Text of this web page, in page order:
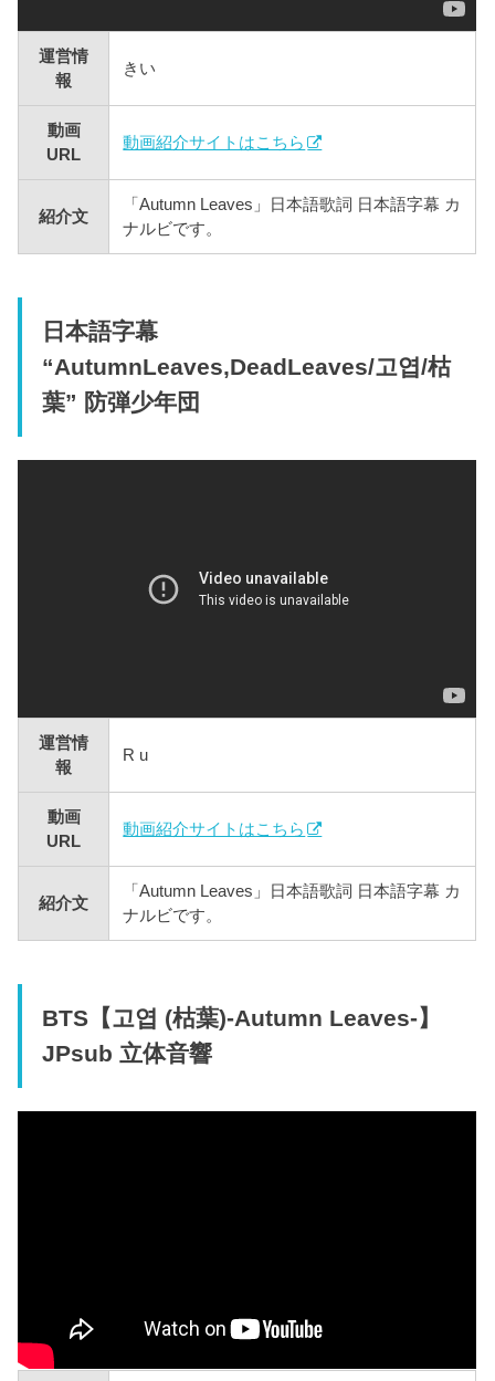
運営情
報
きい
動画
URL
動画紹介サイトはこちら
紹介文
「Autumn Leaves」日本語歌詞 日本語字幕 カ
ナルビです。
日本語字幕
“AutumnLeaves,DeadLeaves/고엽/枯
葉” 防弾少年団
運営情
報
R u
動画
URL
動画紹介サイトはこちら
紹介文
「Autumn Leaves」日本語歌詞 日本語字幕 カ
ナルビです。
BTS【고엽 (枯葉)-Autumn Leaves-】
JPsub 立体音響